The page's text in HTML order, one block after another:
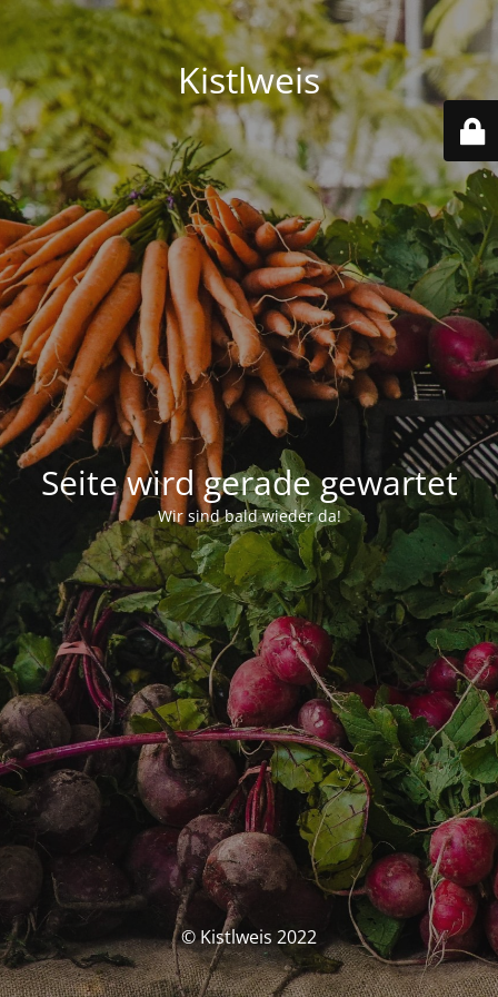
Kistlweis
Seite wird gerade gewartet
Wir sind bald wieder da!
© Kistlweis 2022